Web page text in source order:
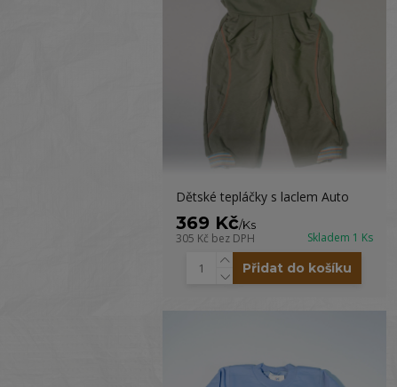
Dětské tepláčky s laclem Auto
369 Kč/Ks
305 Kč bez DPH Skladem 1 Ks
Přidat do košíku